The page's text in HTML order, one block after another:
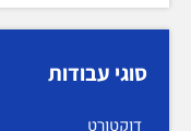
סוגי עבודות
דוקטורט